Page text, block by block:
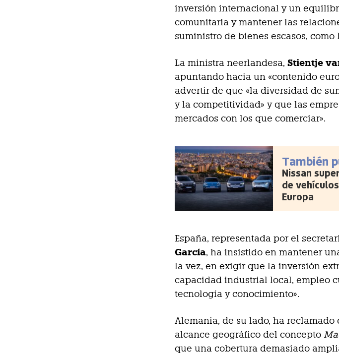
inversión internacional y un
comunitaria y mantener las
suministro de bienes escasos,
La ministra neerlandesa,Stientje
apuntando hacia un «contenido
advertir de que «la diversidad de
y la competitividad» y que las
mercados con los que comerciar».
También
Nissan
de
Europa
España, representada por el
García, ha insistido en mantener
la vez, en exigir que la inversión
capacidad industrial local, empleo
tecnología y conocimiento».
Alemania, de su lado, ha
alcance geográfico del concepto
que una cobertura demasiado